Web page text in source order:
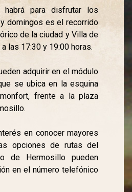
para disfrutar los
domingos es el recorrido
de la ciudad y Villa de
las 17:30 y 19:00 horas.
adquirir en el módulo
se ubica en la esquina
frente a la plaza
en conocer mayores
opciones de rutas del
de Hermosillo pueden
en el número telefónico